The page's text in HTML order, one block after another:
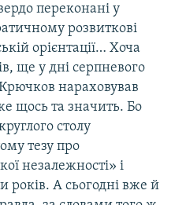
переконані у
розвиткові
орієнтації… Хоча
ще у дні серпневого
нараховував
щось та значить. Бо
столу
тезу про
незалежності» і
років. А сьогодні вже й